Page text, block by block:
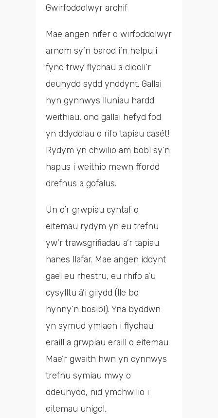
Gwirfoddolwyr archif
Mae angen nifer o wirfoddolwyr
arnom sy’n barod i’n helpu i
fynd trwy flychau a didoli’r
deunydd sydd ynddynt. Gallai
hyn gynnwys lluniau hardd
weithiau, ond gallai hefyd fod
yn ddyddiau o rifo tapiau casét!
Rydym yn chwilio am bobl sy’n
hapus i weithio mewn ffordd
drefnus a gofalus.
Un o’r grwpiau cyntaf o
eitemau rydym yn eu trefnu
yw’r trawsgrifiadau a’r tapiau
hanes llafar. Mae angen iddynt
gael eu rhestru, eu rhifo a’u
cysylltu â’i gilydd (lle bo
hynny’n bosibl). Yna byddwn
yn symud ymlaen i flychau
eraill a grwpiau eraill o eitemau.
Mae’r gwaith hwn yn cynnwys
trefnu symiau mwy o
ddeunydd, nid ymchwilio i
eitemau unigol.